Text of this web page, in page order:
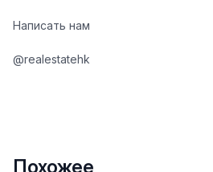
Написать нам
@realestatehk
Похожее